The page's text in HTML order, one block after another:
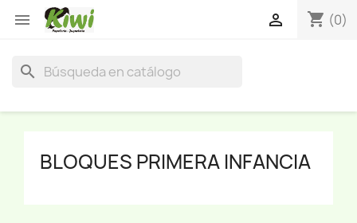
 shopping_cart (0)

search
BLOQUES PRIMERA INFANCIA